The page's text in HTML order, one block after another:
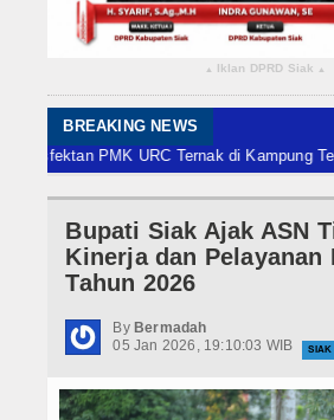
Indragiri Hulu
Kuansing
Siak
Nasional
Internasional
Hukrim
▴ Iklan DPRD Siak ▴
BREAKING NEWS
PMK URC Ternak di Kampung Teluk
Bupati Siak Ajak ASN
Kinerja dan Pelayanan
Tahun 2026
By Bermadah
05 Jan 2026, 19:10:03 WIB
SIAK